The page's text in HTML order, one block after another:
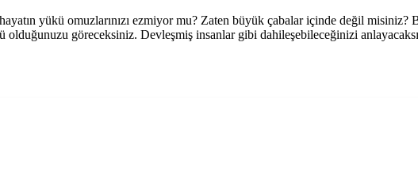
yükü omuzlarınızı ezmiyor mu? Zaten büyük çabalar içinde değil misiniz?
olduğunuzu göreceksiniz. Devleşmiş insanlar gibi dahileşebileceğinizi